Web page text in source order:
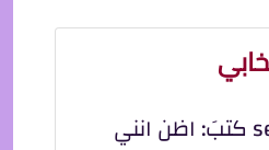
secular كتبَ: اظن انني